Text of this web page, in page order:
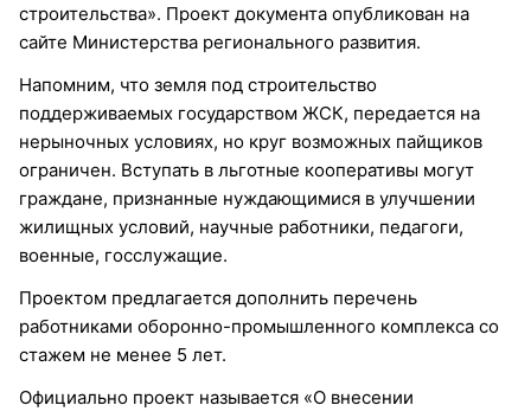
строительства». Проект документа опубликован на
сайте Министерства регионального развития.
Напомним, что земля под строительство
поддерживаемых государством ЖСК, передается на
нерыночных условиях, но круг возможных пайщиков
ограничен. Вступать в льготные кооперативы могут
граждане, признанные нуждающимися в улучшении
жилищных условий, научные работники, педагоги,
военные, госслужащие.
Проектом предлагается дополнить перечень
работниками оборонно-промышленного комплекса со
стажем не менее 5 лет.
Официально проект называется «О внесении